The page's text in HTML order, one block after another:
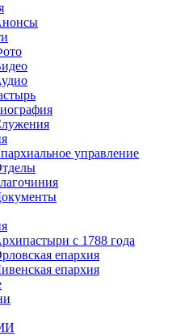
управление
с 1788 года
епархия
епархия